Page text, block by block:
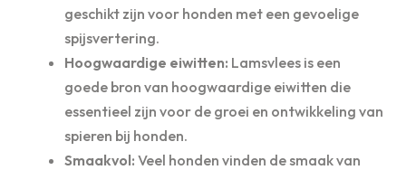
geschikt zijn voor honden met een gevoelige
spijsvertering.
Hoogwaardige eiwitten: Lamsvlees is een
goede bron van hoogwaardige eiwitten die
essentieel zijn voor de groei en ontwikkeling van
spieren bij honden.
Smaakvol: Veel honden vinden de smaak van